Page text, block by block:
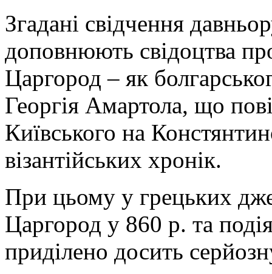
Згадані свідчення
доповнюють свідоцтва
Царгород – як
Георгія Амартола, що
Київського на
візантійських хронік.
При цьому у грецьких
Царгород у 860 р. та
приділено досить